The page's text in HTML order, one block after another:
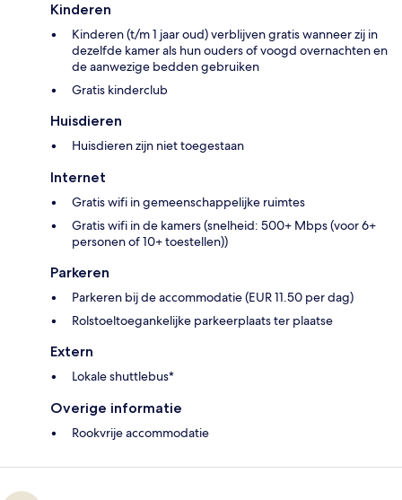
Kinderen
Kinderen (t/m 1 jaar oud) verblijven gratis wanneer zij in
dezelfde kamer als hun ouders of voogd overnachten en
de aanwezige bedden gebruiken
Gratis kinderclub
Huisdieren
Huisdieren zijn niet toegestaan
Internet
Gratis wifi in gemeenschappelijke ruimtes
Gratis wifi in de kamers (snelheid: 500+ Mbps (voor 6+
personen of 10+ toestellen))
Parkeren
Parkeren bij de accommodatie (EUR 11.50 per dag)
Rolstoeltoegankelijke parkeerplaats ter plaatse
Extern
Lokale shuttlebus*
Overige informatie
Rookvrije accommodatie